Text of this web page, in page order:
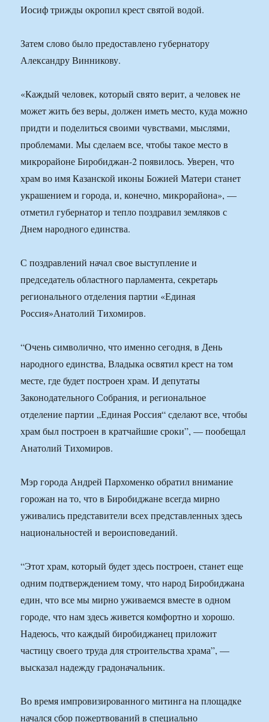
Иосиф трижды окропил крест святой водой.
Затем слово было предоставлено губернатору
Александру Винникову.
«Каждый человек, который свято верит, а человек не
может жить без веры, должен иметь место, куда можно
придти и поделиться своими чувствами, мыслями,
проблемами. Мы сделаем все, чтобы такое место в
микрорайоне Биробиджан-2 появилось. Уверен, что
храм во имя Казанской иконы Божией Матери станет
украшением и города, и, конечно, микрорайона», —
отметил губернатор и тепло поздравил земляков с
Днем народного единства.
С поздравлений начал свое выступление и
председатель областного парламента, секретарь
регионального отделения партии «Единая
Россия»Анатолий Тихомиров.
“Очень символично, что именно сегодня, в День
народного единства, Владыка освятил крест на том
месте, где будет построен храм. И депутаты
Законодательного Собрания, и региональное
отделение партии „Единая Россия“ сделают все, чтобы
храм был построен в кратчайшие сроки”, — пообещал
Анатолий Тихомиров.
Мэр города Андрей Пархоменко обратил внимание
горожан на то, что в Биробиджане всегда мирно
уживались представители всех представленных здесь
национальностей и вероисповеданий.
“Этот храм, который будет здесь построен, станет еще
одним подтверждением тому, что народ Биробиджана
един, что все мы мирно уживаемся вместе в одном
городе, что нам здесь живется комфортно и хорошо.
Надеюсь, что каждый биробиджанец приложит
частицу своего труда для строительства храма”, —
высказал надежду градоначальник.
Во время импровизированного митинга на площадке
начался сбор пожертвований в специально